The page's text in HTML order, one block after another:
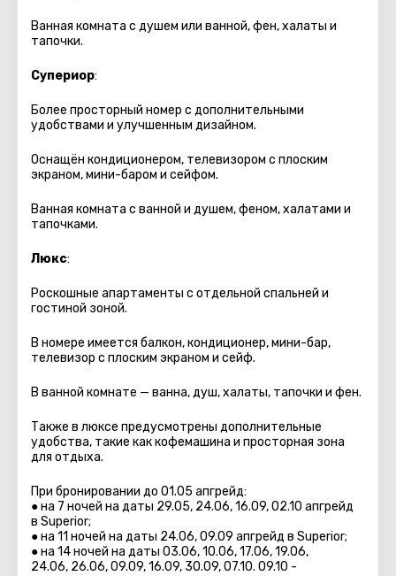
Ванная комната с душем или ванной, фен, халаты и
тапочки.
Супериор:
Более просторный номер с дополнительными
удобствами и улучшенным дизайном.
Оснащён кондиционером, телевизором с плоским
экраном, мини-баром и сейфом.
Ванная комната с ванной и душем, феном, халатами и
тапочками.
Люкс:
Роскошные апартаменты с отдельной спальней и
гостиной зоной.
В номере имеется балкон, кондиционер, мини-бар,
телевизор с плоским экраном и сейф.
В ванной комнате — ванна, душ, халаты, тапочки и фен.
Также в люксе предусмотрены дополнительные
удобства, такие как кофемашина и просторная зона
для отдыха.
При бронировании до 01.05 апгрейд:
● на 7 ночей на даты 29.05, 24.06, 16.09, 02.10 апгрейд
в Superior;
● на 11 ночей на даты 24.06, 09.09 апгрейд в Superior;
● на 14 ночей на даты 03.06, 10.06, 17.06, 19.06,
24.06, 26.06, 09.09, 16.09, 30.09, 07.10. 09.10 -